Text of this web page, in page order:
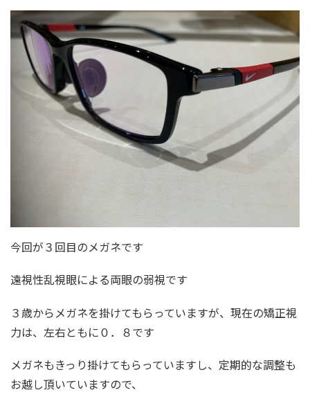
今回が３回目のメガネです
遠視性乱視眼による両眼の弱視です
３歳からメガネを掛けてもらっていますが、現在の矯正視
力は、左右ともに０．８です
メガネもきっり掛けてもらっていますし、定期的な調整も
お越し頂いていますので、